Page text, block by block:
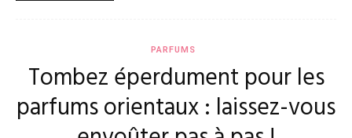
PARFUMS
Tombez éperdument pour les
parfums orientaux : laissez-vous